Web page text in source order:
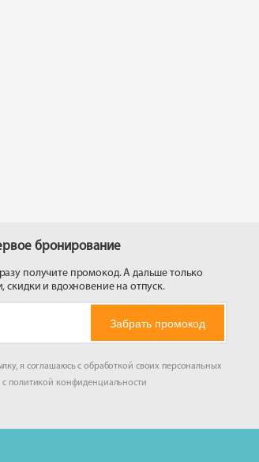
бронирование
получите промокод. А дальше только
скидки и вдохновение на отпуск.
Забрать промокод
я соглашаюсь с обработкой своих персональных
с политикой конфиденциальности